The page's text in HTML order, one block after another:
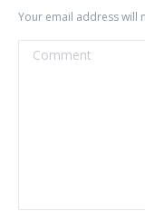
Your email address will
Comment